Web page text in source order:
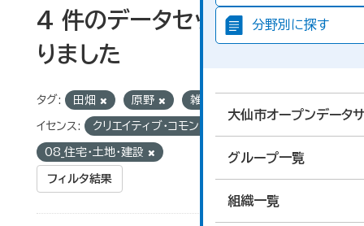
分野別に探す
大仙市オープンデータ
グループ一覧
組織一覧
4 件のデータセットが見つか
りました
タグ: 田畑 原野 雑種地
イセンス: クリエイティブ・コモンズ 表示
08_住宅・土地・建設
フィルタ結果